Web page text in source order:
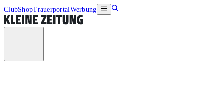
ClubShopTrauerportalWerbung